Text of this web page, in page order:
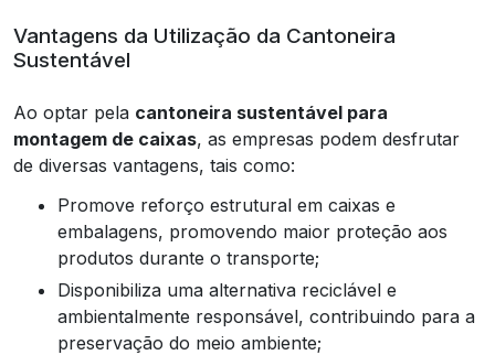
Vantagens da Utilização da Cantoneira
Sustentável
Ao optar pela cantoneira sustentável para
montagem de caixas, as empresas podem desfrutar
de diversas vantagens, tais como:
Promove reforço estrutural em caixas e
embalagens, promovendo maior proteção aos
produtos durante o transporte;
Disponibiliza uma alternativa reciclável e
ambientalmente responsável, contribuindo para a
preservação do meio ambiente;